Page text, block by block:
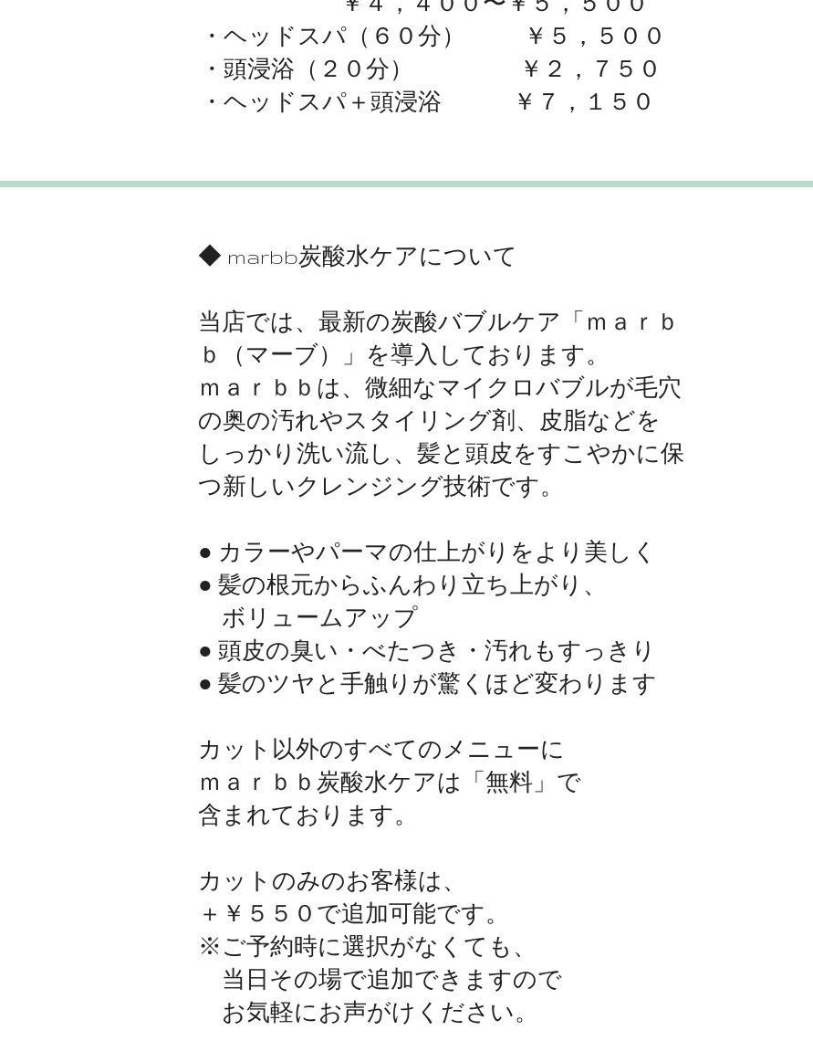
・ヘッドスパ（６０分） ￥５，５００
・頭浸浴（２０分） ￥２，７５０
・ヘッドスパ＋頭浸浴 ￥７，１５０
◆ marbb炭酸水ケアについて
当店では、最新の炭酸バブルケア「ｍａｒｂ
ｂ（マーブ）」を導入しております。
ｍａｒｂｂは、微細なマイクロバブルが毛穴
の奥の汚れやスタイリング剤、皮脂などを
しっかり洗い流し、髪と頭皮をすこやかに保
つ新しいクレンジング技術です。
● カラーやパーマの仕上がりをより美しく
● 髪の根元からふんわり立ち上がり、
ボリュームアップ
● 頭皮の臭い・べたつき・汚れもすっきり
● 髪のツヤと手触りが驚くほど変わります
カット以外のすべてのメニューに
ｍａｒｂｂ炭酸水ケアは「無料」で
含まれております。
カットのみのお客様は、
＋￥５５０で追加可能です。
※ご予約時に選択がなくても、
当日その場で追加できますので
お気軽にお声がけください。